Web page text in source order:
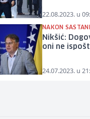
22.08.2023. u
NAKON
Nikšić:
oni ne
24.07.2023. u